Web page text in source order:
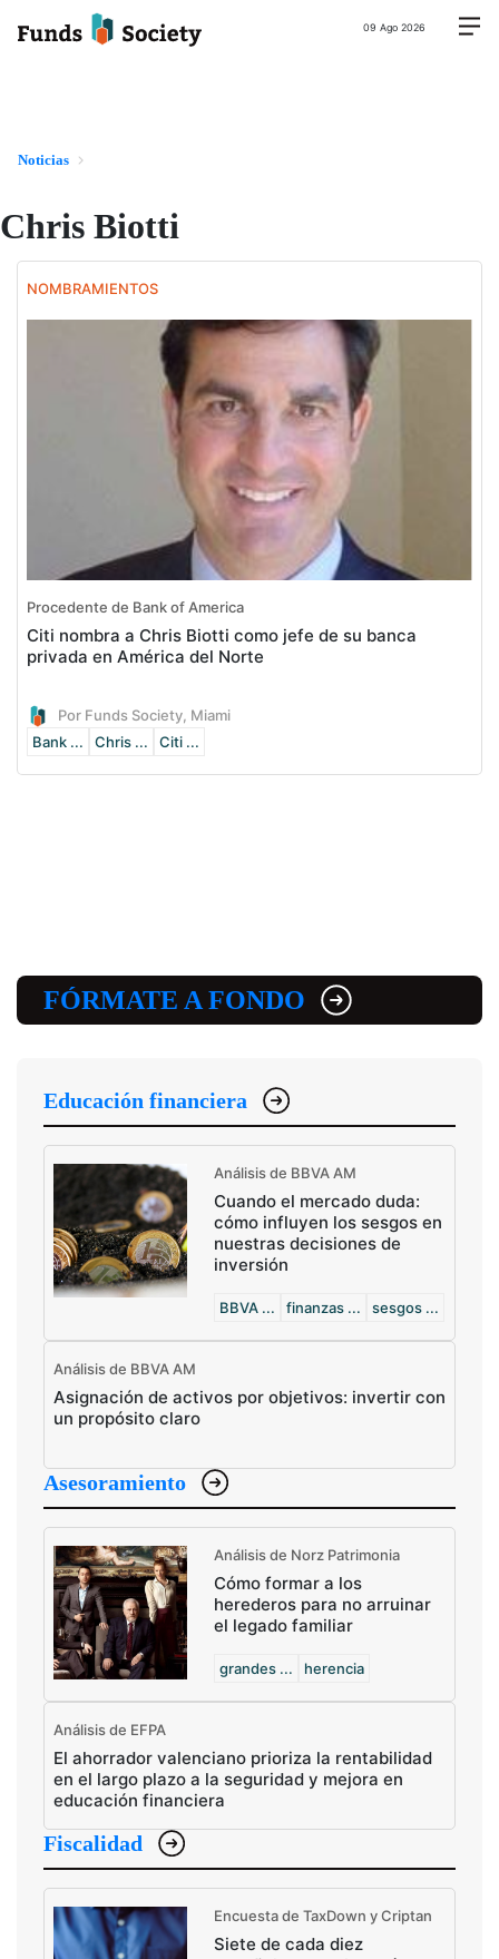
09 Ago 2026
Noticias
Chris Biotti
NOMBRAMIENTOS
Procedente de Bank of America
Citi nombra a Chris Biotti como jefe de su banca
privada en América del Norte
Por Funds Society, Miami
Bank ...
Chris ... Citi ...
FÓRMATE A FONDO
Educación financiera
Análisis de BBVA AM
Cuando el mercado duda:
cómo influyen los sesgos en
nuestras decisiones de
inversión
BBVA ... finanzas ... sesgos ...
Análisis de BBVA AM
Asignación de activos por objetivos: invertir con
un propósito claro
Asesoramiento
Análisis de Norz Patrimonia
Cómo formar a los
herederos para no arruinar
el legado familiar
grandes ... herencia
Análisis de EFPA
El ahorrador valenciano prioriza la rentabilidad
en el largo plazo a la seguridad y mejora en
educación financiera
Fiscalidad
Encuesta de TaxDown y Criptan
Siete de cada diez